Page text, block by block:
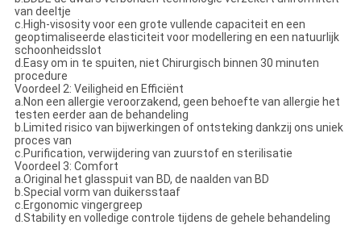
van deeltje
c.High-visosity voor een grote vullende capaciteit en een
geoptimaliseerde elasticiteit voor modellering en een natuurlijk
schoonheidsslot
d.Easy om in te spuiten, niet Chirurgisch binnen 30 minuten
procedure
Voordeel 2: Veiligheid en Efficiënt
a.Non een allergie veroorzakend, geen behoefte van allergie het
testen eerder aan de behandeling
b.Limited risico van bijwerkingen of ontsteking dankzij ons uniek
proces van
c.Purification, verwijdering van zuurstof en sterilisatie
Voordeel 3: Comfort
a.Original het glasspuit van BD, de naalden van BD
b.Special vorm van duikersstaaf
c.Ergonomic vingergreep
d.Stability en volledige controle tijdens de gehele behandeling